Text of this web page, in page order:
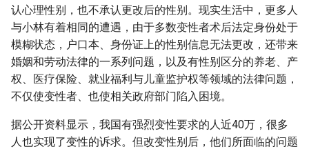
认心理性别，也不承认更改后的性别。现实生活中，更多人
与小林有着相同的遭遇，由于多数变性者术后法定身份处于
模糊状态，户口本、身份证上的性别信息无法更改，还带来
婚姻和劳动法律的一系列问题，以及有性别区分的养老、产
权、医疗保险、就业福利与儿童监护权等领域的法律问题，
不仅使变性者、也使相关政府部门陷入困境。
据公开资料显示，我国有强烈变性要求的人近40万，很多
人也实现了变性的诉求。但改变性别后，他们所面临的问题